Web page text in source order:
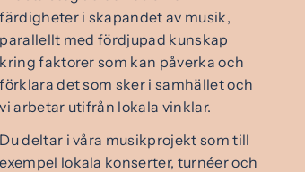
färdigheter i skapandet av musik,
parallellt med fördjupad kunskap
kring faktorer som kan påverka och
förklara det som sker i samhället och
vi arbetar utifrån lokala vinklar.
Du deltar i våra musikprojekt som till
exempel lokala konserter, turnéer och